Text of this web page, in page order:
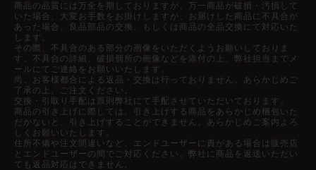
商品の品質には万全を期しておりますが、万一商品が破損・汚損して
いた場合、大変お手数をお掛けしますが、お届けした商品に不具合が
あった場合、良品部品の交換、もしくは商品の全品交換にて対応いた
します。
その際、不具合のある部分の画像をいただくようお願いしておりま
す。不具合の詳細、破損個所の画像などを添付の上、弊社担当までメ
ールにてご連絡をお願いいたします。
尚、お客様都合による返品・交換は行っておりません。あらかじめご
了承の上、ご注文ください。
交換・引取り手配は原則弊社にて手配させていただいております。
商品の引き上げに際しては、引き上げする商品をあらかじめ梱包いた
だかないと、引き上げすることができません。あらかじめご案内よろ
しくお願いいたします。
住所不備や注文間違いなど、エンドユーザーに責がある場合は販売店
とエンドユーザーの間でご対応ください。弊社に商品を返送いただい
ても返品対応はできません。